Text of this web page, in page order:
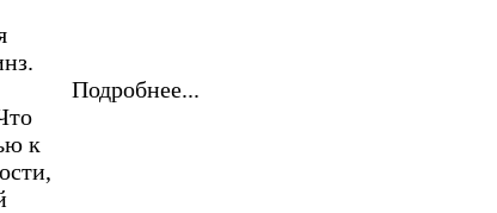
к
Подробнее...